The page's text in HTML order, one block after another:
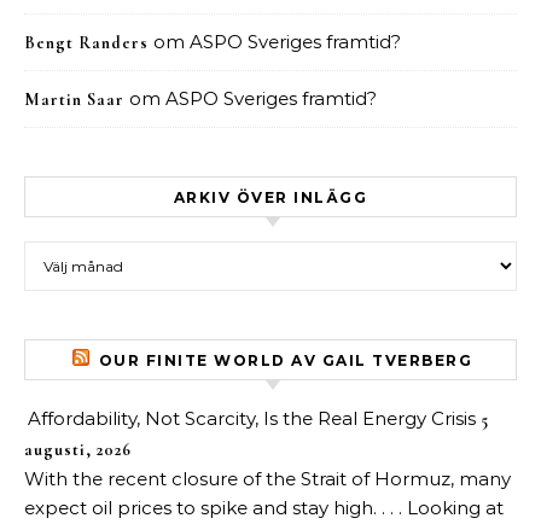
Bengt Randers om ASPO Sveriges framtid?
Martin Saar om ASPO Sveriges framtid?
ARKIV ÖVER INLÄGG
OUR FINITE WORLD AV GAIL TVERBERG
Affordability, Not Scarcity, Is the Real Energy Crisis 5
augusti, 2026
With the recent closure of the Strait of Hormuz, many
expect oil prices to spike and stay high. . . . Looking at